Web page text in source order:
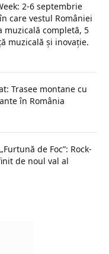
2-6 septembrie
care vestul României
muzicală completă, 5
muzicală și inovație.
Trasee montane cu
în România
de Foc”: Rock-
de noul val al